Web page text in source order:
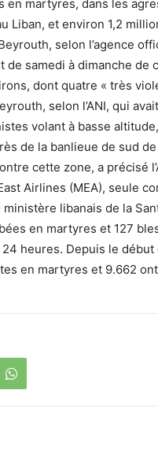
en martyres, dans les
Liban, et environ 1,2
selon l’agence
de samedi à dimanche
dont quatre « très
selon l’ANI, qui
volant à basse
de la banlieue de sud
cette zone, a précisé
Airlines (MEA), seule
ministère libanais de la
en martyres et 127
heures. Depuis le
en martyres et 9.662